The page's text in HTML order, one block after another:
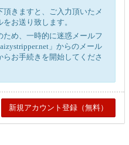
きますと、ご入力頂いたメ
お送り致します。
め、一時的に迷惑メールフ
」からのメール
お手続きを開始してくださ